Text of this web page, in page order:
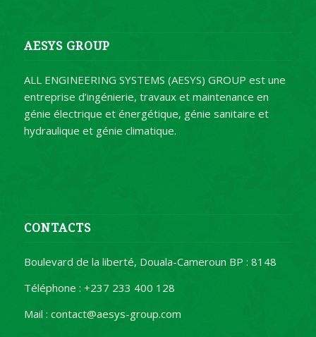
AESYS GROUP
ALL ENGINEERING SYSTEMS (AESYS) GROUP est une
entreprise d’ingénierie, travaux et maintenance en
génie électrique et énergétique, génie sanitaire et
hydraulique et génie climatique.
CONTACTS
Boulevard de la liberté, Douala-Cameroun BP : 8148
Téléphone : +237 233 400 128
Mail : contact@aesys-group.com